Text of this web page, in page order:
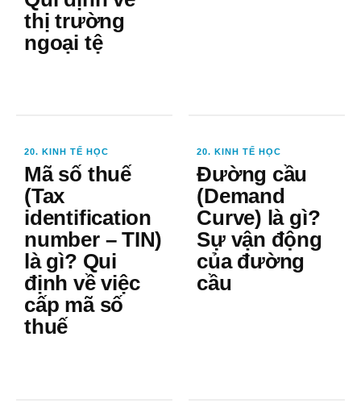
thị trường
ngoại tệ
20. KINH TẾ HỌC
Mã số thuế
(Tax
identification
number – TIN)
là gì? Qui
định về việc
cấp mã số
thuế
20. KINH TẾ HỌC
Đường cầu
(Demand
Curve) là gì?
Sự vận động
của đường
cầu